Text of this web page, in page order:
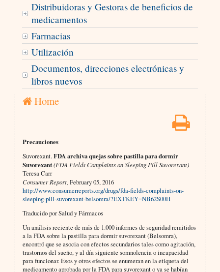
Distribuidoras y Gestoras de beneficios de
medicamentos
Farmacias
Utilización
Documentos, direcciones electrónicas y
libros nuevos
Home
Precauciones
Suvorexant.FDA archiva quejas sobre pastilla para dormir
Suvorexant(FDA Fields Complaints on Sleeping Pill Suvorexant)
Teresa Carr
Consumer Report, February 05, 2016
http://www.consumerreports.org/drugs/fda-fields-complaints-on-
sleeping-pill-suvorexant-belsomra/?EXTKEY=NB62S00H
Traducido por Salud y Fármacos
Un análisis reciente de más de 1.000 informes de seguridad remitidos
a la FDA sobre la pastilla para dormir suvorexant (Belsomra),
encontró que se asocia con efectos secundarios tales como agitación,
trastornos del sueño, y al día siguiente somnolencia o incapacidad
para funcionar. Esos y otros efectos se enumeran en la etiqueta del
medicamento aprobada por la FDA para suvorexant o ya se habían